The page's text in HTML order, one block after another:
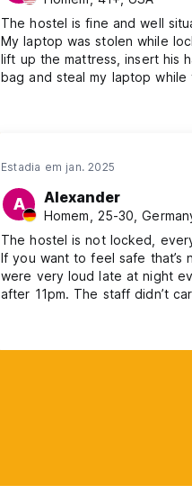
The hostel is fine and well
My laptop was stolen while
lift up the mattress, insert his
bag and steal my laptop
guest had his iPad stolen
the staff should at least
Estadia em jan. 2025
A Alexander
Homem, 25-30,
The hostel is not locked,
If you want to feel safe
were very loud late at night
after 11pm. The staff didn’t
watching videos. Overall not
bed was ok, the location in